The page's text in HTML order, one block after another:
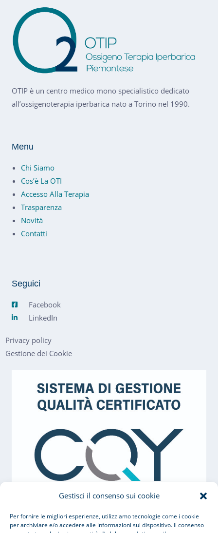
Gestisci il consenso sui cookie
Per fornire le migliori esperienze, utilizziamo tecnologie come i cookie
per archiviare e/o accedere alle informazioni sul dispositivo. Il consenso
OTIP è un centro medico mono specialistico dedicato
all’ossigenoterapia iperbarica nato a Torino nel 1990.
Menu
Chi Siamo
Cos’è La OTI
Accesso Alla Terapia
Trasparenza
Novità
Contatti
Seguici
Facebook
LinkedIn
Privacy policy
Gestione dei Cookie